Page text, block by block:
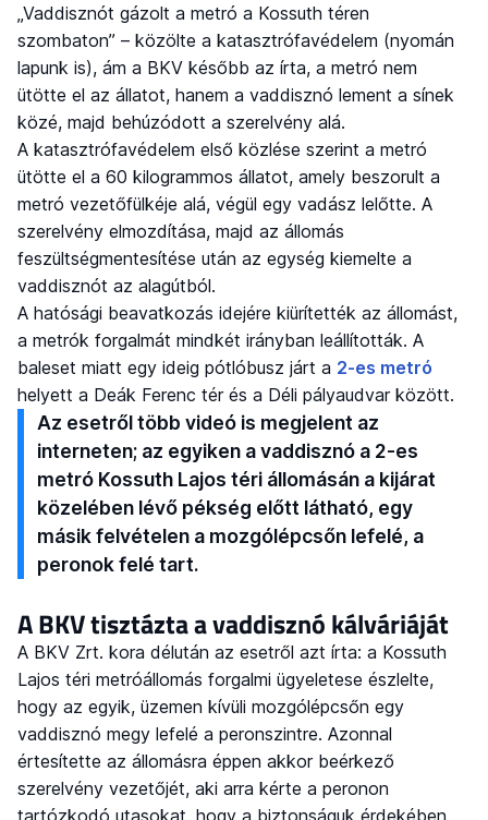
„Vaddisznót gázolt a metró a Kossuth téren
szombaton” – közölte a katasztrófavédelem (nyomán
lapunk is), ám a BKV később az írta, a metró nem
ütötte el az állatot, hanem a vaddisznó lement a sínek
közé, majd behúzódott a szerelvény alá.
A katasztrófavédelem első közlése szerint a metró
ütötte el a 60 kilogrammos állatot, amely beszorult a
metró vezetőfülkéje alá, végül egy vadász lelőtte. A
szerelvény elmozdítása, majd az állomás
feszültségmentesítése után az egység kiemelte a
vaddisznót az alagútból.
A hatósági beavatkozás idejére kiürítették az állomást,
a metrók forgalmát mindkét irányban leállították. A
baleset miatt egy ideig pótlóbusz járt a 2-es metró
helyett a Deák Ferenc tér és a Déli pályaudvar között.
Az esetről több videó is megjelent az
interneten; az egyiken a vaddisznó a 2-es
metró Kossuth Lajos téri állomásán a kijárat
közelében lévő pékség előtt látható, egy
másik felvételen a mozgólépcsőn lefelé, a
peronok felé tart.
A BKV tisztázta a vaddisznó kálváriáját
A BKV Zrt. kora délután az esetről azt írta: a Kossuth
Lajos téri metróállomás forgalmi ügyeletese észlelte,
hogy az egyik, üzemen kívüli mozgólépcsőn egy
vaddisznó megy lefelé a peronszintre. Azonnal
értesítette az állomásra éppen akkor beérkező
szerelvény vezetőjét, aki arra kérte a peronon
tartózkodó utasokat, hogy a biztonságuk érdekében